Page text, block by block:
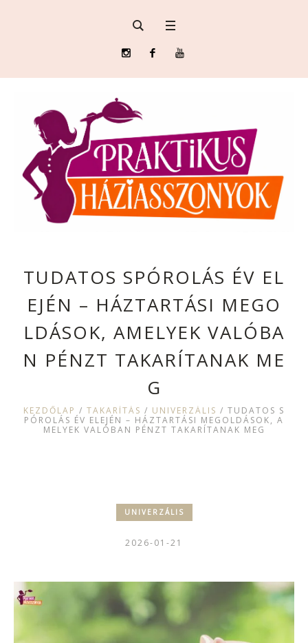
TUDATOS SPÓROLÁS ÉV EL
EJÉN – HÁZTARTÁSI MEGO
LDÁSOK, AMELYEK VALÓBA
N PÉNZT TAKARÍTANAK ME
G
KEZDŐLAP / TAKARÍTÁS / UNIVERZÁLIS / TUDATOS S
PÓROLÁS ÉV ELEJÉN – HÁZTARTÁSI MEGOLDÁSOK, A
MELYEK VALÓBAN PÉNZT TAKARÍTANAK MEG
UNIVERZÁLIS
2026-01-21